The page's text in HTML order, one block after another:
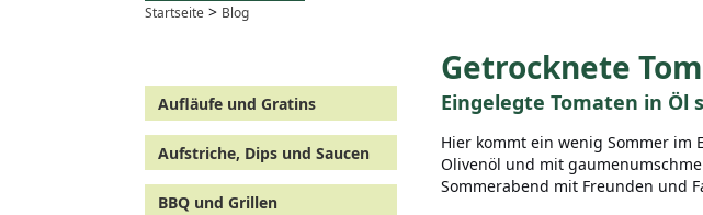
Startseite > Blog
Aufläufe und Gratins
Aufstriche, Dips und Saucen
BBQ und Grillen
Getrocknete
Eingelegte Tomaten in Öl
Hier kommt ein wenig Sommer im
Olivenöl und mit
Sommerabend mit Freunden und